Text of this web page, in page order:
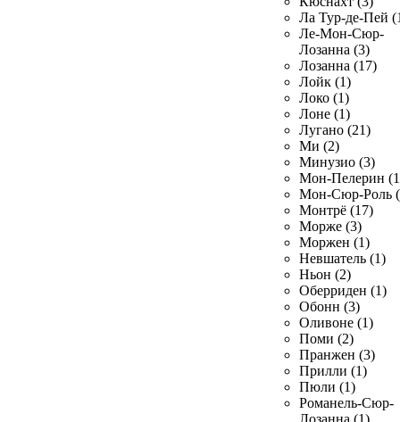
Ла Тур-де-Пей
Ле-Мон-Сюр-
Лозанна (3)
Лозанна (17)
Лойк (1)
Локо (1)
Лоне (1)
Лугано (21)
Ми (2)
Минузио (3)
Мон-Пелерин
Мон-Сюр-Роль
Монтрё (17)
Морже (3)
Моржен (1)
Невшатель (1)
Ньон (2)
Оберриден (1)
Обонн (3)
Оливоне (1)
Поми (2)
Пранжен (3)
Прилли (1)
Пюли (1)
Романель-Сюр-
Лозанна (1)